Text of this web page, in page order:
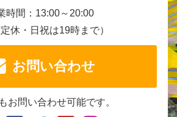
時間：13:00～20:00
定休・日祝は19時まで）
お問い合わせ
お問い合わせ可能です。